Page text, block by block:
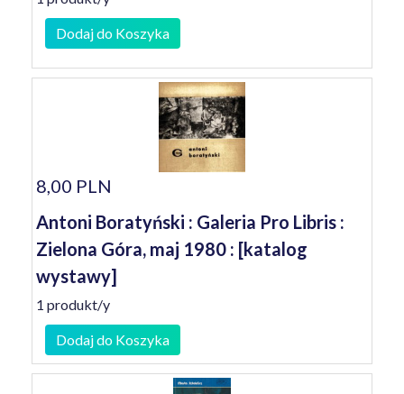
Dodaj do Koszyka
8,00 PLN
Antoni Boratyński : Galeria Pro Libris :
Zielona Góra, maj 1980 : [katalog
wystawy]
1 produkt/y
Dodaj do Koszyka